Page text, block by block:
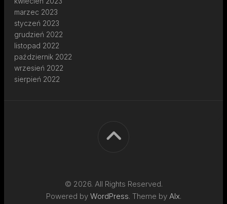
marzec 2023
styczeń 2023
grudzień 2022
listopad 2022
październik 2022
wrzesień 2022
sierpień 2022
© 2026. All Rights Reserved.
Powered by WordPress. Theme by Alx.